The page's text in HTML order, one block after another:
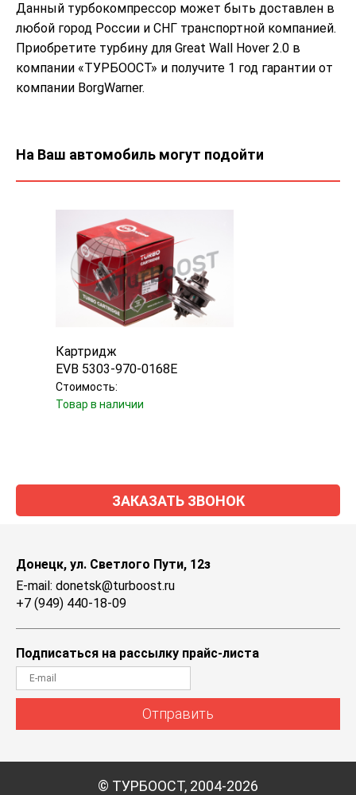
Данный турбокомпрессор может быть доставлен в
любой город России и СНГ транспортной компанией.
Приобретите турбину для Great Wall Hover 2.0 в
компании «ТУРБООСТ» и получите 1 год гарантии от
компании BorgWarner.
На Ваш автомобиль могут подойти
Картридж
EVB 5303-970-0168E
Стоимость:
Товар в наличии
ЗАКАЗАТЬ ЗВОНОК
Донецк, ул. Светлого Пути, 12з
E-mail: donetsk@turboost.ru
+7 (949) 440-18-09
Подписаться на рассылку прайс-листа
Отправить
© ТУРБООСТ, 2004-2026